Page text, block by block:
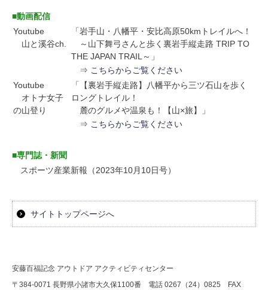
■動画配信
Youtube
山と溪谷ch.
「岩手山・八幡平・安比高原50kmトレイルへ！
～山下舞弓さんと歩く裏岩手縦走路 TRIP TO
THE JAPAN TRAIL～」
⇒ こちらからご覧ください
Youtube
オトナ女子
の山登り
「【裏岩手縦走路】八幡平から三ツ石山を歩く
ロングトレイル！
麓のグルメや温泉も！【山×旅】」
⇒ こちらからご覧ください
■専門誌・新聞
スポーツ産業新報（2023年10月10日号）
サイトトップページへ
安藤百福記念 アウトドア アクティビティセンター
〒384-0071 長野県小諸市大久保1100番 電話 0267（24）0825 FAX